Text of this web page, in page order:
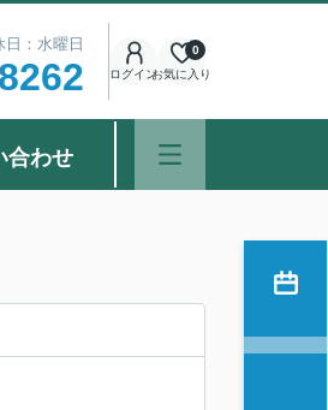
：水曜日
ログインお気に入り
0
合わせ